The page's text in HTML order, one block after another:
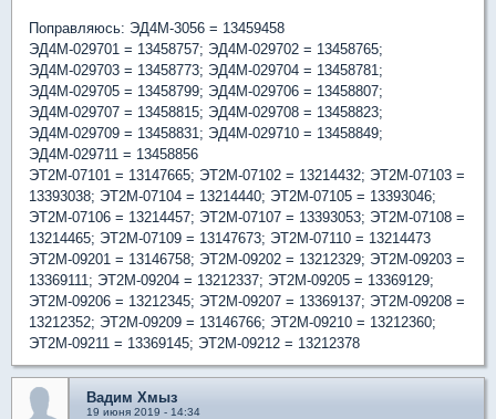
Поправляюсь: ЭД4М-3056 = 13459458
ЭД4М-029701 = 13458757; ЭД4М-029702 = 13458765;
ЭД4М-029703 = 13458773; ЭД4М-029704 = 13458781;
ЭД4М-029705 = 13458799; ЭД4М-029706 = 13458807;
ЭД4М-029707 = 13458815; ЭД4М-029708 = 13458823;
ЭД4М-029709 = 13458831; ЭД4М-029710 = 13458849;
ЭД4М-029711 = 13458856
ЭТ2М-07101 = 13147665; ЭТ2М-07102 = 13214432; ЭТ2М-07103 =
13393038; ЭТ2М-07104 = 13214440; ЭТ2М-07105 = 13393046;
ЭТ2М-07106 = 13214457; ЭТ2М-07107 = 13393053; ЭТ2М-07108 =
13214465; ЭТ2М-07109 = 13147673; ЭТ2М-07110 = 13214473
ЭТ2М-09201 = 13146758; ЭТ2М-09202 = 13212329; ЭТ2М-09203 =
13369111; ЭТ2М-09204 = 13212337; ЭТ2М-09205 = 13369129;
ЭТ2М-09206 = 13212345; ЭТ2М-09207 = 13369137; ЭТ2М-09208 =
13212352; ЭТ2М-09209 = 13146766; ЭТ2М-09210 = 13212360;
ЭТ2М-09211 = 13369145; ЭТ2М-09212 = 13212378
Вадим Хмыз
19 июня 2019 - 14:34